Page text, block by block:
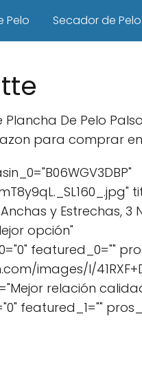
Pelo Secador de
De Pelo
para comprar
y Estrechas, 3
opción"
featured_0=""
images/I/
relación
featured_1=""